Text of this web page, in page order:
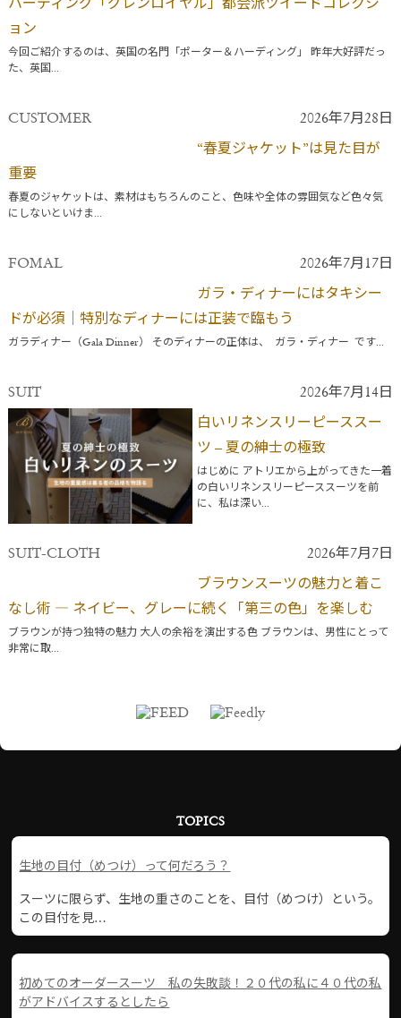
ハーディング「グレンロイヤル」都会派ツイードコレクシ
ョン
今回ご紹介するのは、英国の名門「ポーター＆ハーディング」 昨年大好評だっ
た、英国...
CUSTOMER 2026年7月28日
“春夏ジャケット”は見た目が
重要
春夏のジャケットは、素材はもちろんのこと、色味や全体の雰囲気など色々気
にしないといけま...
FOMAL 2026年7月17日
ガラ・ディナーにはタキシー
ドが必須｜特別なディナーには正装で臨もう
ガラディナー（Gala Dinner） そのディナーの正体は、 ガラ・ディナー です...
SUIT 2026年7月14日
白いリネンスリーピーススー
ツ – 夏の紳士の極致
はじめに アトリエから上がってきた一着
の白いリネンスリーピーススーツを前
に、私は深い...
SUIT-CLOTH 2026年7月7日
ブラウンスーツの魅力と着こ
なし術 ― ネイビー、グレーに続く「第三の色」を楽しむ
ブラウンが持つ独特の魅力 大人の余裕を演出する色 ブラウンは、男性にとって
非常に取...
TOPICS
生地の目付（めつけ）って何だろう？
スーツに限らず、生地の重さのことを、目付（めつけ）という。
この目付を見…
初めてのオーダースーツ 私の失敗談！２０代の私に４０代の私
がアドバイスするとしたら